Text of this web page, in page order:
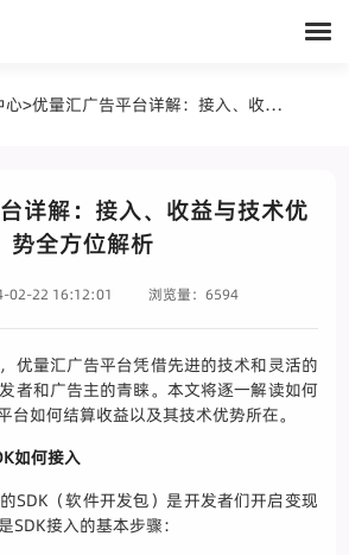
心> 优量汇广告平台详解：接入、收益与技术优势全方位解析
详解：接入、收益与技术优
势全方位解析
02-22 16:12:01 浏览量：6594
优量汇广告平台凭借先进的技术和灵活的
者和广告主的青睐。本文将逐一解读如何
台如何结算收益以及其技术优势所在。
如何接入
SDK（软件开发包）是开发者们开启变现
SDK接入的基本步骤：